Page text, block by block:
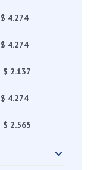
$ 4.274
$ 4.274
$ 2.137
$ 4.274
$ 2.565